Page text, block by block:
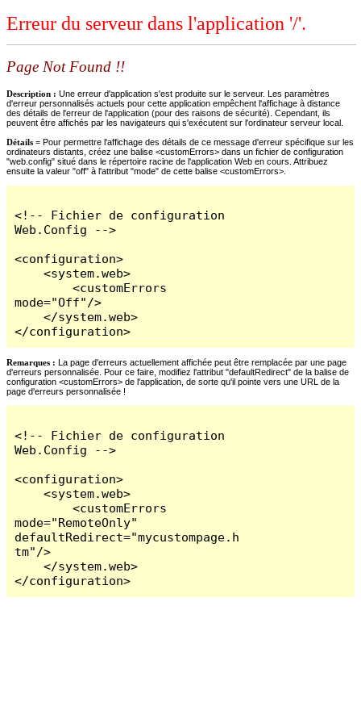
Erreur du serveur dans l'application '/'.
Page Not Found !!
Description : Une erreur d'application s'est produite sur le serveur. Les paramètres
d'erreur personnalisés actuels pour cette application empêchent l'affichage à distance
des détails de l'erreur de l'application (pour des raisons de sécurité). Cependant, ils
peuvent être affichés par les navigateurs qui s'exécutent sur l'ordinateur serveur local.
Détails = Pour permettre l'affichage des détails de ce message d'erreur spécifique sur les
ordinateurs distants, créez une balise <customErrors> dans un fichier de configuration
"web.config" situé dans le répertoire racine de l'application Web en cours. Attribuez
ensuite la valeur "off" à l'attribut "mode" de cette balise <customErrors>.
<!-- Fichier de configuration
Web.Config -->
<configuration>
    <system.web>
        <customErrors
mode="Off"/>
    </system.web>
</configuration>
Remarques : La page d'erreurs actuellement affichée peut être remplacée par une page
d'erreurs personnalisée. Pour ce faire, modifiez l'attribut "defaultRedirect" de la balise de
configuration <customErrors> de l'application, de sorte qu'il pointe vers une URL de la
page d'erreurs personnalisée !
<!-- Fichier de configuration
Web.Config -->
<configuration>
    <system.web>
        <customErrors
mode="RemoteOnly"
defaultRedirect="mycustompage.h
tm"/>
    </system.web>
</configuration>